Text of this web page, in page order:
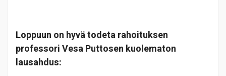
Loppuun on hyvä todeta rahoituksen
professori Vesa Puttosen kuolematon
lausahdus: